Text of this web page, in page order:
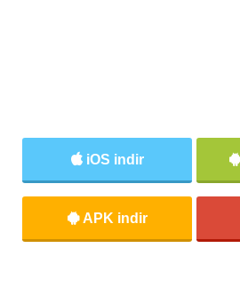
iOS indir
APK indir